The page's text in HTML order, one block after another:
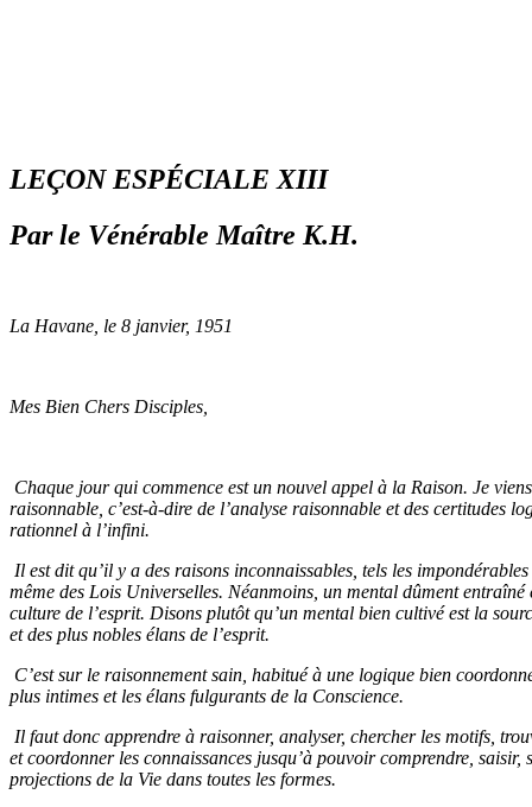
LEÇON ESPÉCIALE XIII
Par le Vénérable Maître K.H.
La Havane, le 8 janvier, 1951
Mes Bien Chers Disciples,
Chaque jour qui commence est un nouvel appel à la Raison. Je
raisonnable, c’est-à-dire de l’analyse raisonnable et des certitudes
rationnel à l’infini.
Il est dit qu’il y a des raisons inconnaissables, tels les
même des Lois Universelles. Néanmoins, un mental dûment
culture de l’esprit. Disons plutôt qu’un mental bien cultivé est la
et des plus nobles élans de l’esprit.
C’est sur le raisonnement sain, habitué à une logique bien
plus intimes et les élans fulgurants de la Conscience.
Il faut donc apprendre à raisonner, analyser, chercher les motifs,
et coordonner les connaissances jusqu’à pouvoir comprendre, saisir,
projections de la Vie dans toutes les formes.